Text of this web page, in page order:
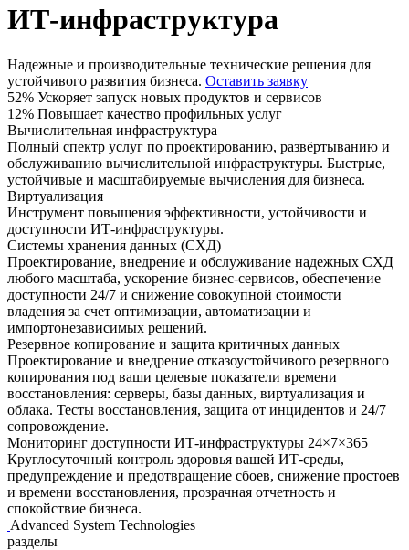
ИТ-инфраструктура
Надежные и производительные технические решения для
устойчивого развития бизнеса. Оставить заявку
52% Ускоряет запуск новых продуктов и сервисов
12% Повышает качество профильных услуг
Вычислительная инфраструктура
Полный спектр услуг по проектированию, развёртыванию и
обслуживанию вычислительной инфраструктуры. Быстрые,
устойчивые и масштабируемые вычисления для бизнеса.
Виртуализация
Инструмент повышения эффективности, устойчивости и
доступности ИТ-инфраструктуры.
Системы хранения данных (СХД)
Проектирование, внедрение и обслуживание надежных СХД
любого масштаба, ускорение бизнес‑сервисов, обеспечение
доступности 24/7 и снижение совокупной стоимости
владения за счет оптимизации, автоматизации и
импортонезависимых решений.
Резервное копирование и защита критичных данных
Проектирование и внедрение отказоустойчивого резервного
копирования под ваши целевые показатели времени
восстановления: серверы, базы данных, виртуализация и
облака. Тесты восстановления, защита от инцидентов и 24/7
сопровождение.
Мониторинг доступности ИТ‑инфраструктуры 24×7×365
Круглосуточный контроль здоровья вашей ИТ‑среды,
предупреждение и предотвращение сбоев, снижение простоев
и времени восстановления, прозрачная отчетность и
спокойствие бизнеса.
Advanced System Technologies
разделы